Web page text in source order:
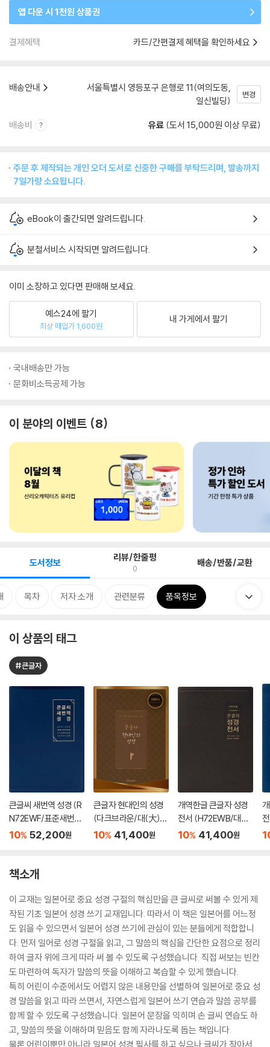
앱 다운 시 1천원 상품권
결제혜택 카드/간편결제 혜택을 확인하세요
배송안내
서울특별시 영등포구 은행로 11(여의도동,
일신빌딩)
변경
배송비 유료 (도서 15,000원 이상 무료)
주문 후 제작되는 개인 오더 도서로 신중한 구매를 부탁드리며, 발송까지
7일가량 소요됩니다.
eBook이 출간되면 알려드립니다.
분철서비스 시작되면 알려드립니다.
이미 소장하고 있다면 판매해 보세요.
예스24에 팔기
최상 매입가 1,600원
내 가게에서 팔기
국내배송만 가능
문화비소득공제 가능
이 분야의 이벤트 8
도서정보 리뷰/한줄평
0 배송/반품/교환
목차 저자 소개 관련분류 품목정보
이 상품의 태그
#큰글자
큰글씨 새번역 성경 (R
N72EWF/표준새번역
대단본/무지퍼/PU/반
10% 52,200원
큰글자 현대인의 성경
(다크브라운/대(大)/
단본/색인/천연우피)
10% 41,400원
개역한글 큰글자 성경
전서 (H72EWB/대단
본/무지퍼/PU/반달 색
10% 41,400원
책소개
이 교재는 일본어로 중요 성경 구절의 핵심만을 큰 글씨로 써볼 수 있게 제
작된 기초 일본어 성경 쓰기 교재입니다. 따라서 이 책은 일본어를 어느정
도 읽을 수 있으면서 일본어 성경 쓰기에 관심이 있는 분들에게 적합합니
다. 먼저 일어로 성경 구절을 읽고, 그 말씀의 핵심을 간단한 요점으로 정리
하여 글자 위에 크게 따라 써 볼 수 있도록 구성했습니다. 직접 써보는 빈칸
도 마련하여 독자가 말씀의 뜻을 이해하고 복습할 수 있게 했습니다.
특히 어린이 수준에서도 어렵지 않은 내용만을 선별하여 일본어로 중요 성
경 말씀을 읽고 따라 쓰면서, 자연스럽게 일본어 쓰기 연습과 말씀 공부를
함께 할 수 있도록 구성했습니다. 일본어 문장을 익히며 손 글씨 연습도 하
고, 말씀의 뜻을 이해하며 믿음도 함께 자라나도록 돕는 책입니다.
물론 어린이뿐만 아니라 일본어 성경 필사를 하고 싶으나 글씨가 작아서